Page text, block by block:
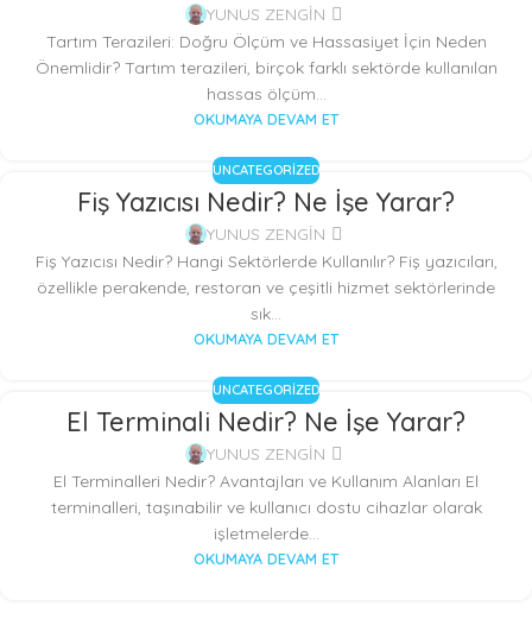
YUNUS ZENGİN
Tartım Terazileri: Doğru Ölçüm ve Hassasiyet İçin Neden
Önemlidir? Tartım terazileri, birçok farklı sektörde kullanılan
hassas ölçüm...
OKUMAYA DEVAM ET
UNCATEGORIZED
Fiş Yazıcısı Nedir? Ne İşe Yarar?
YUNUS ZENGİN
Fiş Yazıcısı Nedir? Hangi Sektörlerde Kullanılır? Fiş yazıcıları,
özellikle perakende, restoran ve çeşitli hizmet sektörlerinde
sık...
OKUMAYA DEVAM ET
UNCATEGORIZED
El Terminali Nedir? Ne İşe Yarar?
YUNUS ZENGİN
El Terminalleri Nedir? Avantajları ve Kullanım Alanları El
terminalleri, taşınabilir ve kullanıcı dostu cihazlar olarak
işletmelerde...
OKUMAYA DEVAM ET